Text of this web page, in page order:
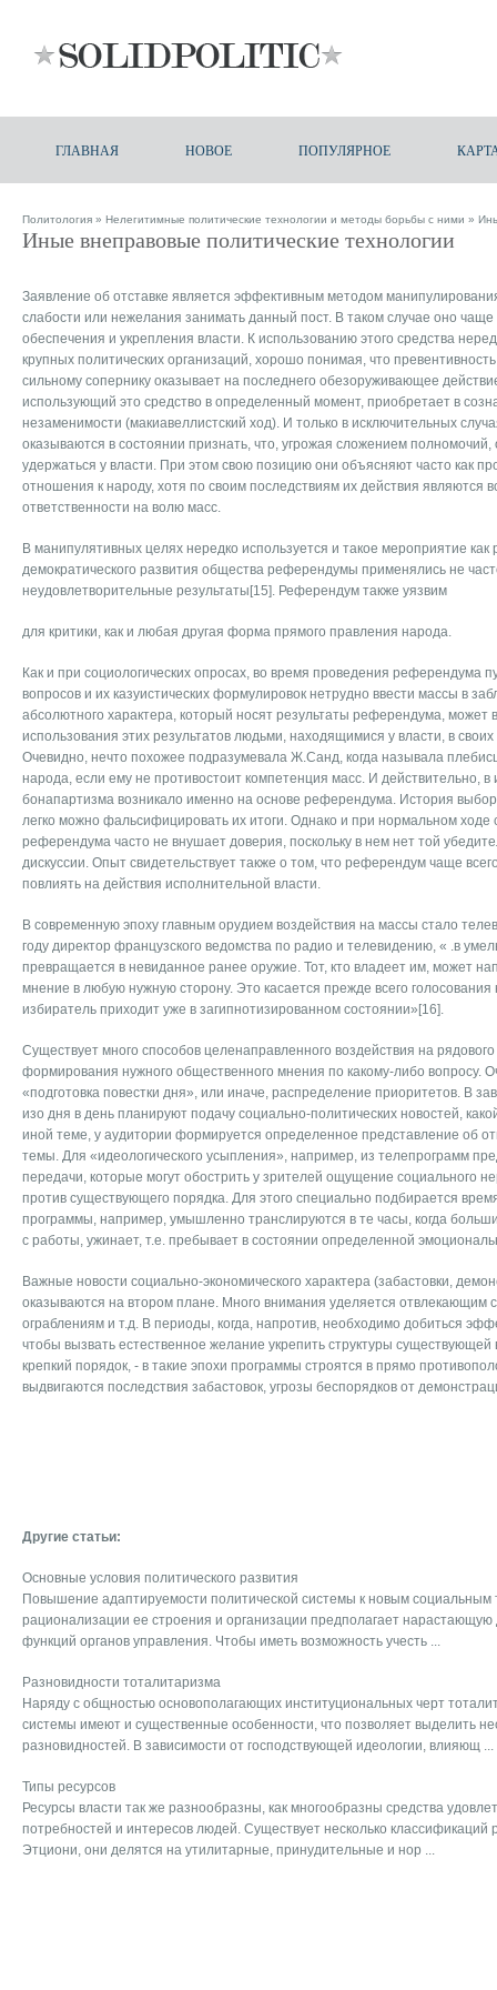
ГЛАВНАЯ НОВОЕ ПОПУЛЯРНОЕ
Политология » Нелегитимные политические технологии и методы борьбы с ними »
Иные внеправовые политические технологии
Заявление об отставке является эффективным методом
слабости или нежелания занимать данный пост. В таком случае оно чаще
обеспечения и укрепления власти. К использованию этого средства
крупных политических организаций, хорошо понимая, что
сильному сопернику оказывает на последнего обезоруживающее
использующий это средство в определенный момент, приобретает в
незаменимости (макиавеллистский ход). И только в исключительных
оказываются в состоянии признать, что, угрожая сложением
удержаться у власти. При этом свою позицию они объясняют часто как
отношения к народу, хотя по своим последствиям их действия являются
ответственности на волю масс.
В манипулятивных целях нередко используется и такое мероприятие
демократического развития общества референдумы применялись не
неудовлетворительные результаты[15]. Референдум также уязвим
для критики, как и любая другая форма прямого правления народа.
Как и при социологических опросах, во время проведения референдума
вопросов и их казуистических формулировок нетрудно ввести массы в
абсолютного характера, который носят результаты референдума, может
использования этих результатов людьми, находящимися у власти, в
Очевидно, нечто похожее подразумевала Ж.Санд, когда называла
народа, если ему не противостоит компетенция масс. И действительно, в
бонапартизма возникало именно на основе референдума. История
легко можно фальсифицировать их итоги. Однако и при нормальном ходе
референдума часто не внушает доверия, поскольку в нем нет той
дискуссии. Опыт свидетельствует также о том, что референдум чаще
повлиять на действия исполнительной власти.
В современную эпоху главным орудием воздействия на массы стало
году директор французского ведомства по радио и телевидению, « .в
превращается в невиданное ранее оружие. Тот, кто владеет им, может
мнение в любую нужную сторону. Это касается прежде всего голосования
избиратель приходит уже в загипнотизированном состоянии»[16].
Существует много способов целенаправленного воздействия на
формирования нужного общественного мнения по какому-либо вопросу.
«подготовка повестки дня», или иначе, распределение приоритетов. В
изо дня в день планируют подачу социально-политических новостей,
иной теме, у аудитории формируется определенное представление об
темы. Для «идеологического усыпления», например, из телепрограмм
передачи, которые могут обострить у зрителей ощущение социального
против существующего порядка. Для этого специально подбирается
программы, например, умышленно транслируются в те часы, когда
с работы, ужинает, т.е. пребывает в состоянии определенной
Важные новости социально-экономического характера (забастовки,
оказываются на втором плане. Много внимания уделяется отвлекающим
ограблениям и т.д. В периоды, когда, напротив, необходимо добиться
чтобы вызвать естественное желание укрепить структуры существующей
крепкий порядок, - в такие эпохи программы строятся в прямо
выдвигаются последствия забастовок, угрозы беспорядков от
Другие статьи:
Основные условия политического развития
Повышение адаптируемости политической системы к новым социальным
рационализации ее строения и организации предполагает
функций органов управления. Чтобы иметь возможность учесть ...
Разновидности тоталитаризма
Наряду с общностью основополагающих институциональных черт
системы имеют и существенные особенности, что позволяет выделить
разновидностей. В зависимости от господствующей идеологии, влияющ ...
Типы ресурсов
Ресурсы власти так же разнообразны, как многообразны средства
потребностей и интересов людей. Существует несколько классификаций
Этциони, они делятся на утилитарные, принудительные и нор ...